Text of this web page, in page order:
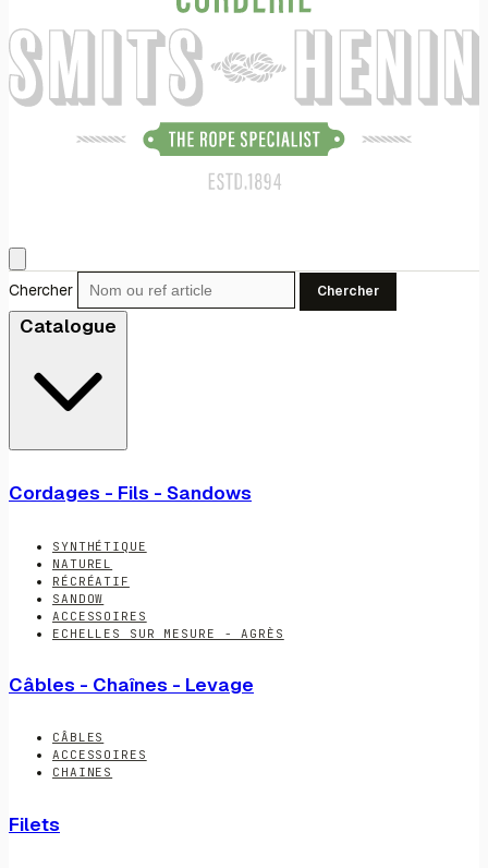
Chercher Chercher
Catalogue
Cordages - Fils - Sandows
SYNTHÉTIQUE
NATUREL
RÉCRÉATIF
SANDOW
ACCESSOIRES
ECHELLES SUR MESURE - AGRÈS
Câbles - Chaînes - Levage
CÂBLES
ACCESSOIRES
CHAINES
Filets